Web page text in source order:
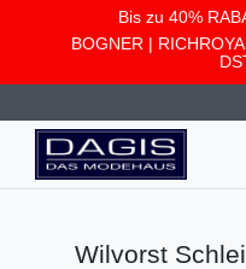
Bis zu 40%
BOGNER |
Wilvorst